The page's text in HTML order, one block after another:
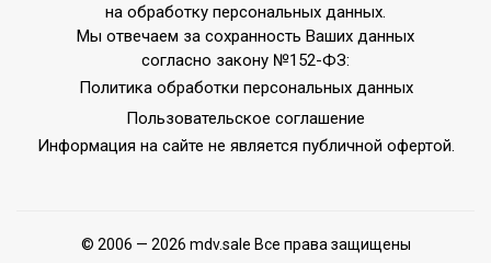
на обработку персональных данных.
Мы отвечаем за сохранность Ваших данных
согласно закону №152-ФЗ:
Политика обработки персональных данных
Пользовательское соглашение
Информация на сайте не является публичной офертой.
© 2006 — 2026 mdv.sale Все права защищены